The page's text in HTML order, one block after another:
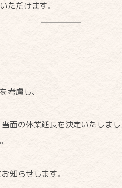
ただけます。
考慮し、
面の休業延長を決定いたしま
知らせします。